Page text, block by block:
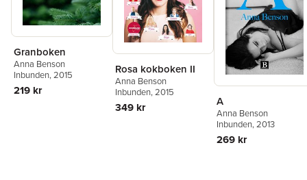
Granboken
Anna Benson
Inbunden, 2015
219 kr
Rosa kokboken II
Anna Benson
Inbunden, 2015
349 kr A
Anna Benson
Inbunden, 2013
269 kr